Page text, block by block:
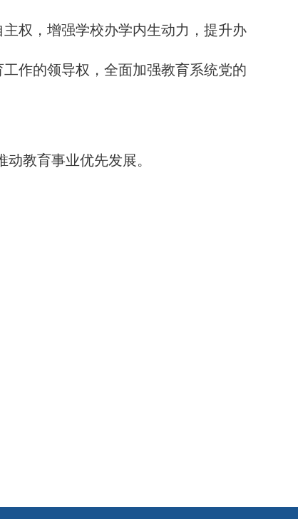
权，增强学校办学内生动力，提升办
作的领导权，全面加强教育系统党的
教育事业优先发展。